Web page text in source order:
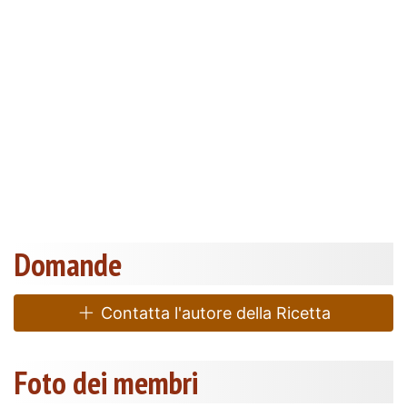
Domande
Contatta l'autore della Ricetta
Foto dei membri